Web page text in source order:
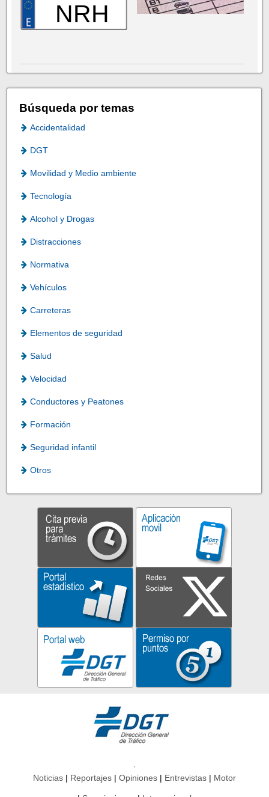
NRH
Búsqueda por temas
Accidentalidad
DGT
Movilidad y Medio ambiente
Tecnología
Alcohol y Drogas
Distracciones
Normativa
Vehículos
Carreteras
Elementos de seguridad
Salud
Velocidad
Conductores y Peatones
Formación
Seguridad infantil
Otros
Noticias Reportajes Opiniones Entrevistas Motor